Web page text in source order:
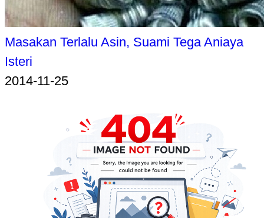
Masakan Terlalu Asin, Suami Tega Aniaya
Isteri
2014-11-25